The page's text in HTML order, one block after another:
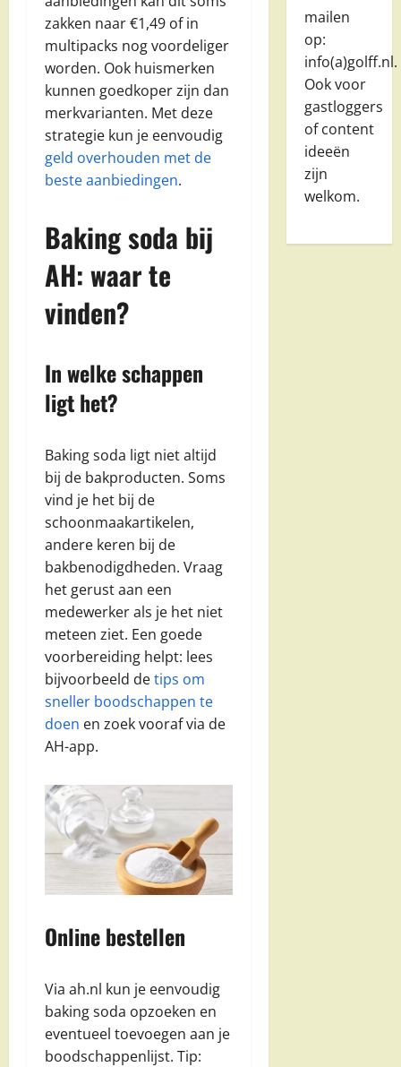
zakken naar €1,49 of in
multipacks nog voordeliger
worden. Ook huismerken
kunnen goedkoper zijn dan
merkvarianten. Met deze
strategie kun je eenvoudig
geld overhouden met de
beste aanbiedingen.
Baking soda bij
AH: waar te
vinden?
In welke schappen
ligt het?
Baking soda ligt niet altijd
bij de bakproducten. Soms
vind je het bij de
schoonmaakartikelen,
andere keren bij de
bakbenodigdheden. Vraag
het gerust aan een
medewerker als je het niet
meteen ziet. Een goede
voorbereiding helpt: lees
bijvoorbeeld detips om
sneller boodschappen te
doen en zoek vooraf via de
AH-app.
Online bestellen
Via ah.nl kun je eenvoudig
baking soda opzoeken en
eventueel toevoegen aan je
boodschappenlijst. Tip:
mailen
op:
info(a)golff.nl.
Ook voor
gastloggers
of content
ideeën
zijn
welkom.